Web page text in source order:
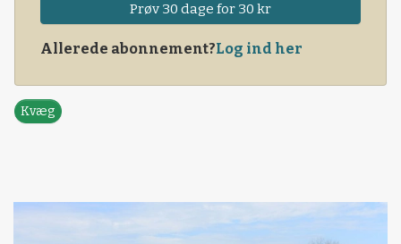
Prøv 30 dage for 30 kr
Allerede abonnement?Log ind her
Kvæg